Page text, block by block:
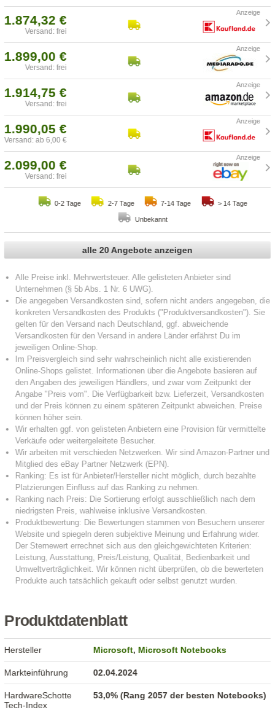
1.874,32 €
Versand: frei
1.899,00 €
Versand: frei
1.914,75 €
Versand: frei
1.990,05 €
Versand: ab 6,00 €
2.099,00 €
Versand: frei
0-2 Tage 2-7 Tage 7-14 Tage > 14 Tage
Unbekannt
alle 20 Angebote anzeigen
Produktdatenblatt
Hersteller Microsoft,Microsoft Notebooks
Markteinführung 02.04.2024
HardwareSchotte
Tech-Index
53,0% (Rang 2057 der besten Notebooks)